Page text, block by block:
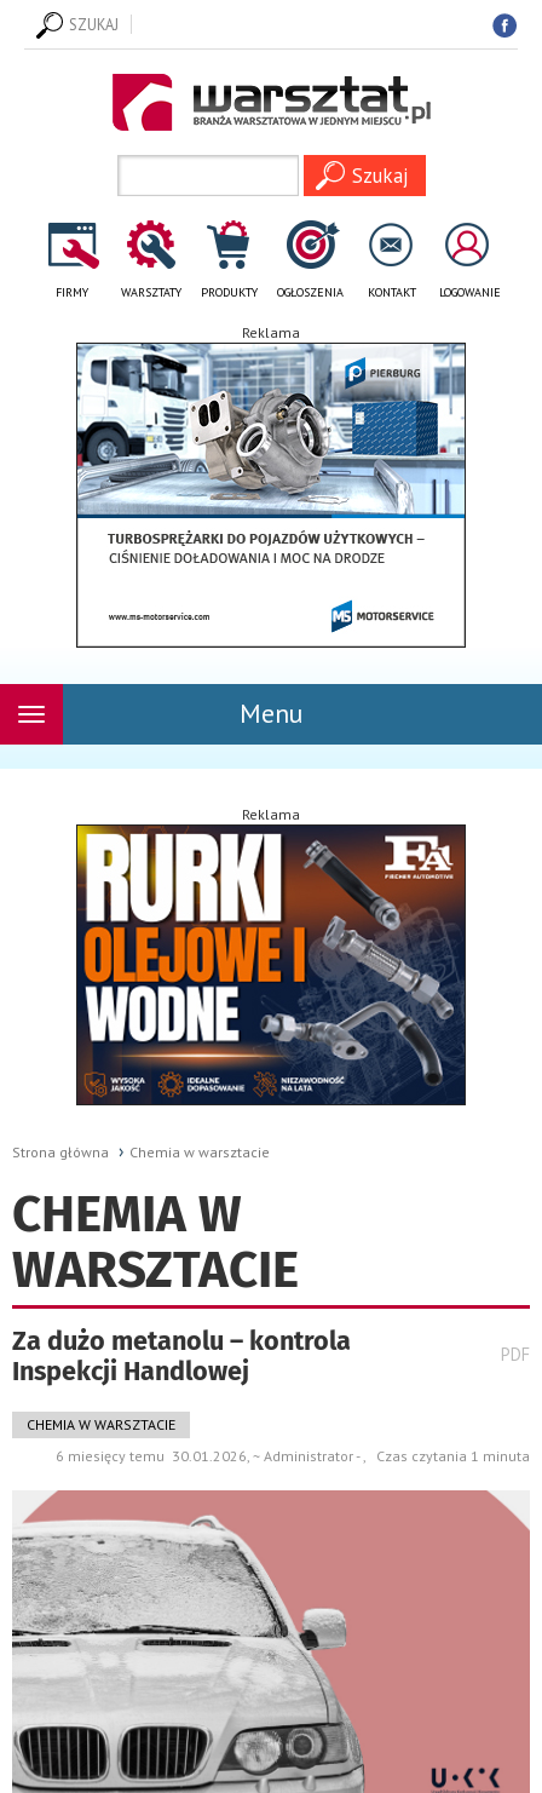
SZUKAJ
FIRMY WARSZTATY PRODUKTY OGŁOSZENIA KONTAKT LOGOWANIE
Reklama
Menu
Rozwiń
Reklama
Strona główna Chemia w warsztacie
CHEMIA W
WARSZTACIE
Za dużo metanolu – kontrola
Inspekcji Handlowej
PDF
CHEMIA W WARSZTACIE
6 miesięcy temu 30.01.2026, ~ Administrator - , Czas czytania 1 minuta